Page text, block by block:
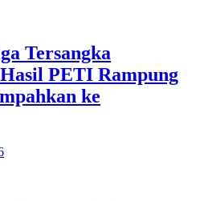
Tersangka
PETI Rampung
ke